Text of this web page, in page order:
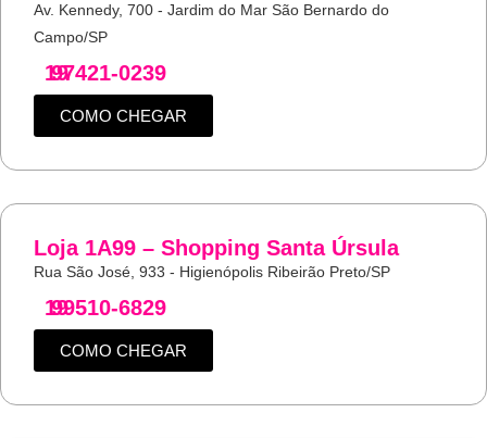
Av. Kennedy, 700 - Jardim do Mar São Bernardo do
Campo/SP
19
97421-0239
COMO CHEGAR
Loja 1A99 – Shopping Santa Úrsula
Rua São José, 933 - Higienópolis Ribeirão Preto/SP
19
99510-6829
COMO CHEGAR